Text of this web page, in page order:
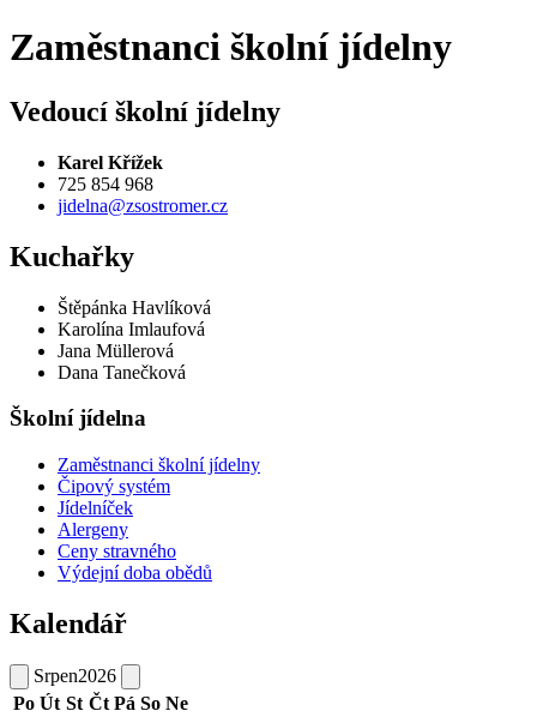
Zaměstnanci školní jídelny
Vedoucí školní jídelny
Karel Křížek
725 854 968
jidelna@zsostromer.cz
Kuchařky
Štěpánka Havlíková
Karolína Imlaufová
Jana Müllerová
Dana Tanečková
Školní jídelna
Zaměstnanci školní jídelny
Čipový systém
Jídelníček
Alergeny
Ceny stravného
Výdejní doba obědů
Kalendář
Srpen2026
Po Út St Čt Pá So Ne